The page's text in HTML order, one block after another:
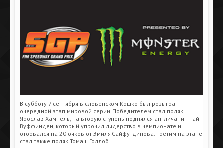
В субботу 7 сентября в словенском Кршко был розыгран
очередной этап мировой серии. Победителем стал поляк
Ярослав Хампель, на вторую ступень поднялся англичанин Тай
Вуффинден, который упрочил лидерство в чемпионате и
оторвался на 20 очков от Эмиля Сайфутдинова. Третим на этапе
стал также поляк Томаш Голлоб.